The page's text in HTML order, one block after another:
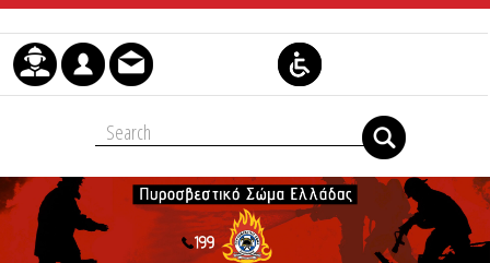
Μετάβαση στο περιεχόμενο